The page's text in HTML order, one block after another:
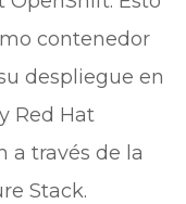
contenedor
despliegue en
Red Hat
a través de la
Stack.